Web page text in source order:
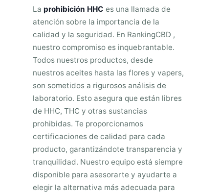
La prohibición HHC es una llamada de
atención sobre la importancia de la
calidad y la seguridad. En RankingCBD ,
nuestro compromiso es inquebrantable.
Todos nuestros productos, desde
nuestros aceites hasta las flores y vapers,
son sometidos a rigurosos análisis de
laboratorio. Esto asegura que están libres
de HHC, THC y otras sustancias
prohibidas. Te proporcionamos
certificaciones de calidad para cada
producto, garantizándote transparencia y
tranquilidad. Nuestro equipo está siempre
disponible para asesorarte y ayudarte a
elegir la alternativa más adecuada para